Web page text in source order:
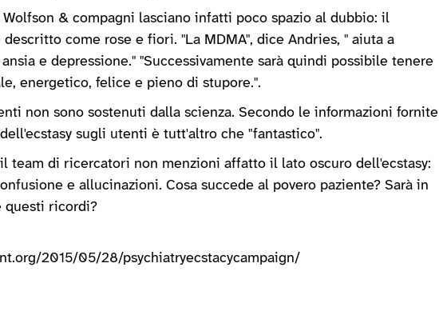
& compagni lasciano infatti poco spazio al dubbio: il
come rose e fiori. "La MDMA", dice Andries, " aiuta a
e depressione." "Successivamente sarà quindi possibile tenere
energetico, felice e pieno di stupore.".
non sono sostenuti dalla scienza. Secondo le informazioni fornite
sugli utenti è tutt'altro che "fantastico".
team di ricercatori non menzioni affatto il lato oscuro dell'ecstasy:
e allucinazioni. Cosa succede al povero paziente? Sarà in
questi ricordi?
2015/05/28/psychiatryecstacycampaign/